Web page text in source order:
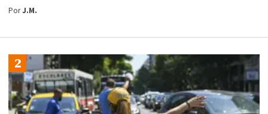
PorJ.M.